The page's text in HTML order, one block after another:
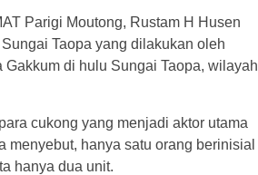
Parigi Moutong, Rustam H Husen
Taopa yang dilakukan oleh
di hulu Sungai Taopa, wilayah
cukong yang menjadi aktor utama
menyebut, hanya satu orang berinisial
hanya dua unit.